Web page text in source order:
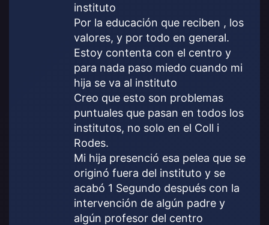
instituto
Por la educación que reciben , los
valores, y por todo en general.
Estoy contenta con el centro y
para nada paso miedo cuando mi
hija se va al instituto
Creo que esto son problemas
puntuales que pasan en todos los
institutos, no solo en el Coll i
Rodes.
Mi hija presenció esa pelea que se
originó fuera del instituto y se
acabó 1 Segundo después con la
intervención de algún padre y
algún profesor del centro